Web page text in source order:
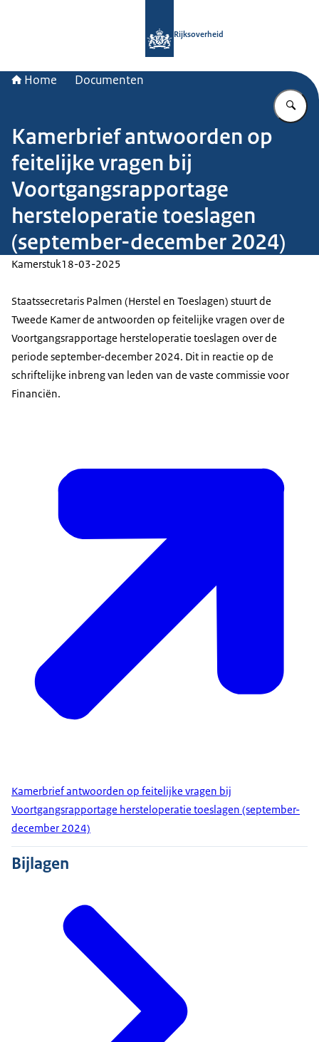
Rijksoverheid
Home Documenten
Kamerbrief antwoorden op
feitelijke vragen bij
Voortgangsrapportage
hersteloperatie toeslagen
(september-december 2024)
Kamerstuk18-03-2025
Staatssecretaris Palmen (Herstel en Toeslagen) stuurt de
Tweede Kamer de antwoorden op feitelijke vragen over de
Voortgangsrapportage hersteloperatie toeslagen over de
periode september-december 2024. Dit in reactie op de
schriftelijke inbreng van leden van de vaste commissie voor
Financiën.
Kamerbrief antwoorden op feitelijke vragen bij
Voortgangsrapportage hersteloperatie toeslagen (september-
december 2024)
Bijlagen